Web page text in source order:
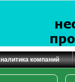
компаний